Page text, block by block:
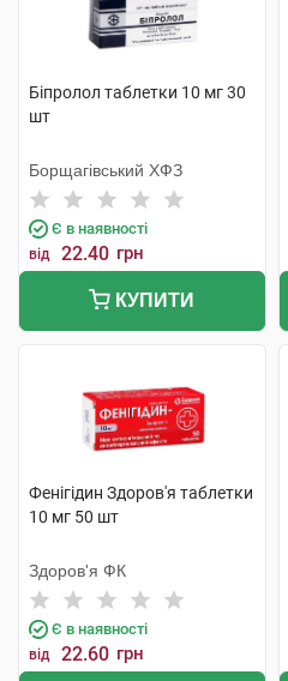
Біпролол таблетки 10 мг 30
шт
Борщагівський ХФЗ
Є в наявності
від 22.40 грн
КУПИТИ
Фенігідин Здоров'я таблетки
10 мг 50 шт
Здоров'я ФК
Є в наявності
від 22.60 грн